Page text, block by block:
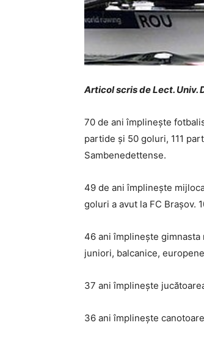
Articol scris de Lect. Univ.
70 de ani împlinește
partide și 50 goluri, 111
Sambenedettense.
49 de ani împlinește
goluri a avut la FC Brașov.
46 ani împlinește gimnasta
juniori, balcanice,
37 ani împlinește
36 ani împlinește